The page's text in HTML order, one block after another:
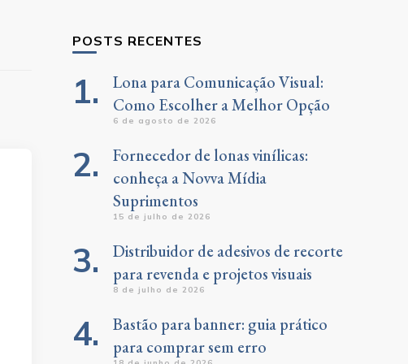
POSTS RECENTES
Lona para Comunicação Visual:
Como Escolher a Melhor Opção
6 de agosto de 2026
Fornecedor de lonas vinílicas:
conheça a Novva Mídia
Suprimentos
15 de julho de 2026
Distribuidor de adesivos de recorte
para revenda e projetos visuais
8 de julho de 2026
Bastão para banner: guia prático
para comprar sem erro